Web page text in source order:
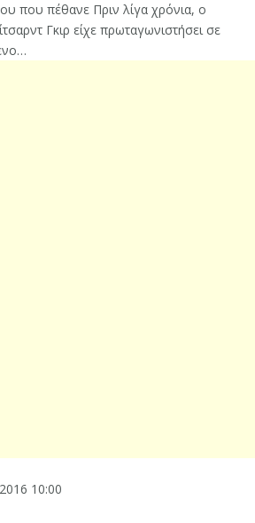
που πέθανε Πριν λίγα χρόνια, ο
Γκιρ είχε πρωταγωνιστήσει σε
10:00